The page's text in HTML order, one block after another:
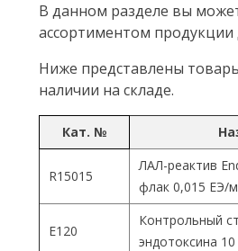
В данном разделе вы
ассортиментом продукции
Ниже представлены
наличии на складе.
Кат. №
R15015
ЛАЛ-реактив
флак 0,015 ЕЭ/
Е120
Контрольный
эндотоксина